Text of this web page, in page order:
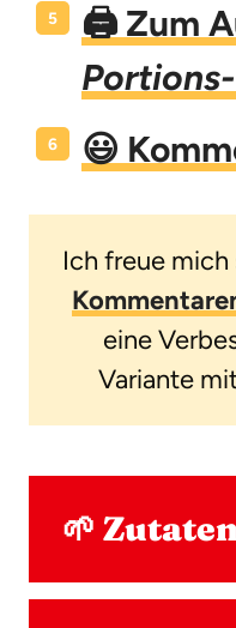
🖨️ Zum
😃
Ich freue mich
eine
Variante
🌱